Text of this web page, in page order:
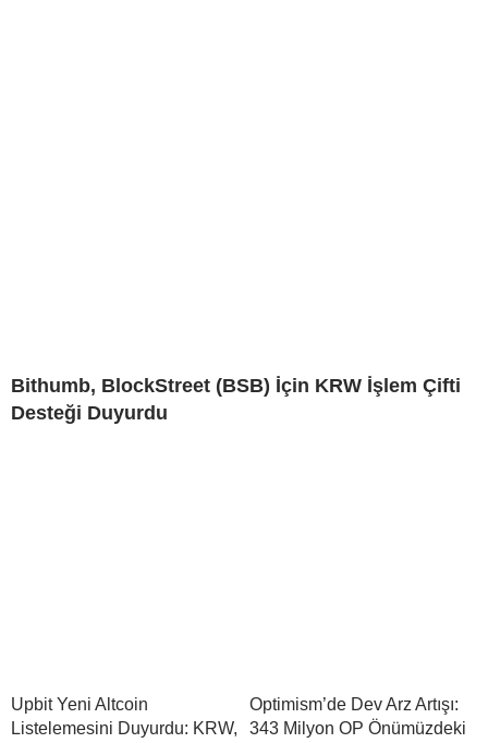
Bithumb, BlockStreet (BSB) İçin KRW İşlem Çifti
Desteği Duyurdu
Upbit Yeni Altcoin
Listelemesini Duyurdu: KRW,
Optimism’de Dev Arz Artışı:
343 Milyon OP Önümüzdeki